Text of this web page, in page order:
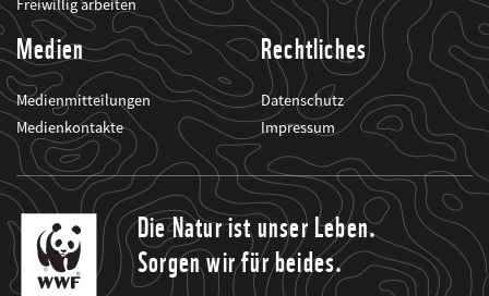
Medien
Medienmitteilungen
Medienkontakte
Rechtliches
Datenschutz
Impressum
Die Natur ist unser Leben.
Sorgen wir für beides.